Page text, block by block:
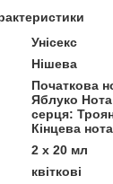
Унісекс
Нішева
Початкова
Яблуко Нота
серця:
Кінцева
2 x 20 мл
квіткові